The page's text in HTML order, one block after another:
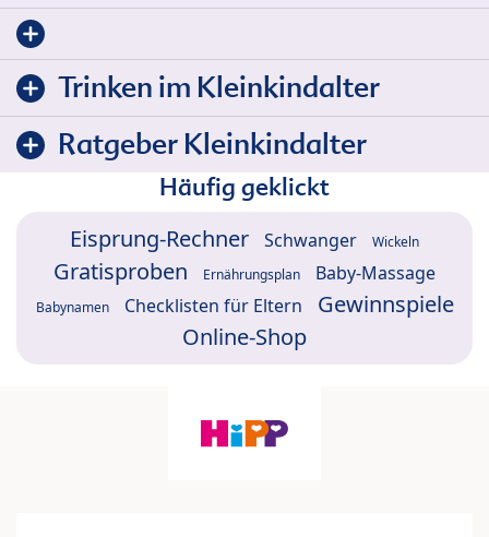
Trinken im Kleinkindalter
Ratgeber Kleinkindalter
Häufig geklickt
Eisprung-Rechner Schwanger Wickeln
Gratisproben Ernährungsplan Baby-Massage
Babynamen Checklisten für Eltern
Gewinnspiele
Online-Shop